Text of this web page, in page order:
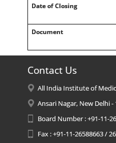
Date of Closing
Document
Contact Us
All India Institute of
Ansari Nagar, New Delhi -
Board Number : +91-11-
Fax : +91-11-26588663 /